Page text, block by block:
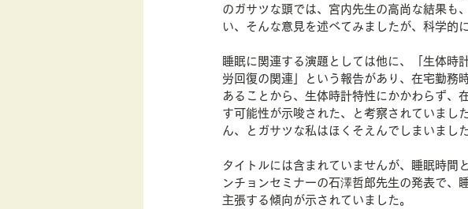
のガサツな頭では、宮内先生の高尚な結果も
い、そんな意見を述べてみましたが、科学的
睡眠に関連する演題としては他に、「生体時
労回復の関連」という報告があり、在宅勤務
あることから、生体時計特性にかかわらず、
す可能性が示唆された、と考察されていまし
ん、とガサツな私はほくそえんでしまいました
タイトルには含まれていませんが、睡眠時間
ンチョンセミナーの石澤哲郎先生の発表で、
主張する傾向が示されていました。